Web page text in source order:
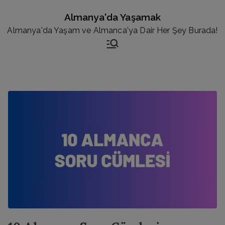
Almanya'da Yaşamak
Almanya'da Yaşam ve Almanca'ya Dair Her Şey Burada!